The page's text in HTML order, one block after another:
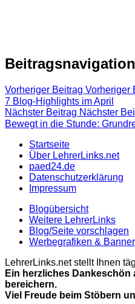
Beitragsnavigation
Vorheriger Beitrag Vorheriger
7 Blog-Highlights im April
Nächster Beitrag Nächster
Bewegt in die Stunde:
Startseite
Über LehrerLinks.net
paed24.de
Datenschutzerklärung
Impressum
Blogübersicht
Weitere LehrerLinks
Blog/Seite vorschlagen
Werbegrafiken &
LehrerLinks.net stellt Ihnen
Ein herzliches
bereichern.
Viel Freude beim Stöbern